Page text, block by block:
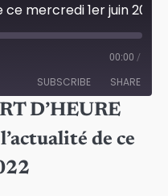
00:00 /
SUBSCRIBE SHARE
D’HEURE
de ce